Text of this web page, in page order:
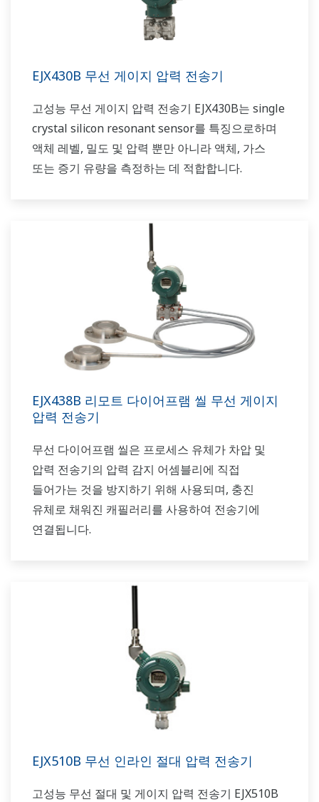
EJX430B 무선 게이지 압력 전송기
고성능 무선 게이지 압력 전송기 EJX430B는 single
crystal silicon resonant sensor를 특징으로하며
액체 레벨, 밀도 및 압력 뿐만 아니라 액체, 가스
또는 증기 유량을 측정하는 데 적합합니다.
EJX438B 리모트 다이어프램 씰 무선 게이지
압력 전송기
무선 다이어프램 씰은 프로세스 유체가 차압 및
압력 전송기의 압력 감지 어셈블리에 직접
들어가는 것을 방지하기 위해 사용되며, 충진
유체로 채워진 캐필러리를 사용하여 전송기에
연결됩니다.
EJX510B 무선 인라인 절대 압력 전송기
고성능 무선 절대 및 게이지 압력 전송기 EJX510B